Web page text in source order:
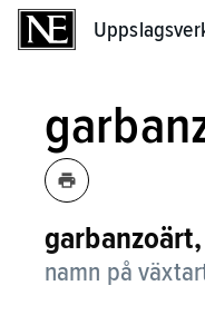
garbanzoärt,
namn på